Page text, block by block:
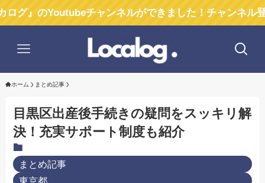
チャンネルができました！チャンネル登録お願い
ホーム まとめ記事
目黒区出産後手続きの疑問をスッキリ解
決！充実サポート制度も紹介
まとめ記事